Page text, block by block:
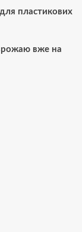
пластикових
вже на